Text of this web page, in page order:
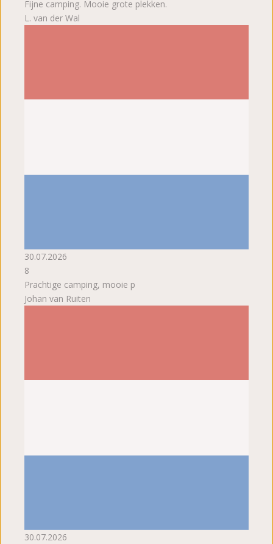
Fijne camping. Mooie grote plekken.
L. van der Wal
30.07.2026
8
Prachtige camping, mooie p
Johan van Ruiten
30.07.2026